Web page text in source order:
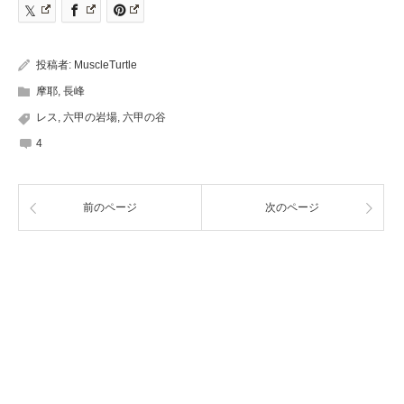
投稿者: MuscleTurtle
摩耶, 長峰
レス, 六甲の岩場, 六甲の谷
4
前のページ 次のページ